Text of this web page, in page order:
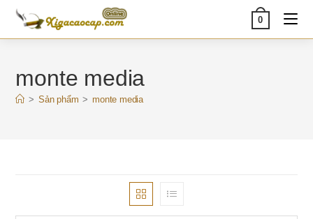
Skip
content
0
monte media
> Sản phẩm > monte media